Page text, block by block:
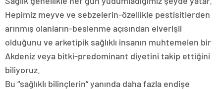
Hepimiz meyve ve sebzelerin-özellikle pestisitlerden
arınmış olanların-beslenme açısından elverişli
olduğunu ve arketipik sağlıklı insanın muhtemelen bir
Akdeniz veya bitki-predominant diyetini takip ettiğini
biliyoruz.
Bu “sağlıklı bilinçlerin” yanında daha fazla endişe